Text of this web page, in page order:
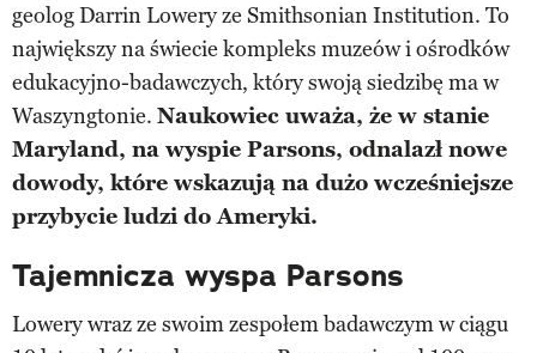
geolog Darrin Lowery ze Smithsonian Institution. To
największy na świecie kompleks muzeów i ośrodków
edukacyjno-badawczych, który swoją siedzibę ma w
Waszyngtonie. Naukowiec uważa, że w stanie
Maryland, na wyspie Parsons, odnalazł nowe
dowody, które wskazują na dużo wcześniejsze
przybycie ludzi do Ameryki.
Tajemnicza wyspa Parsons
Lowery wraz ze swoim zespołem badawczym w ciągu